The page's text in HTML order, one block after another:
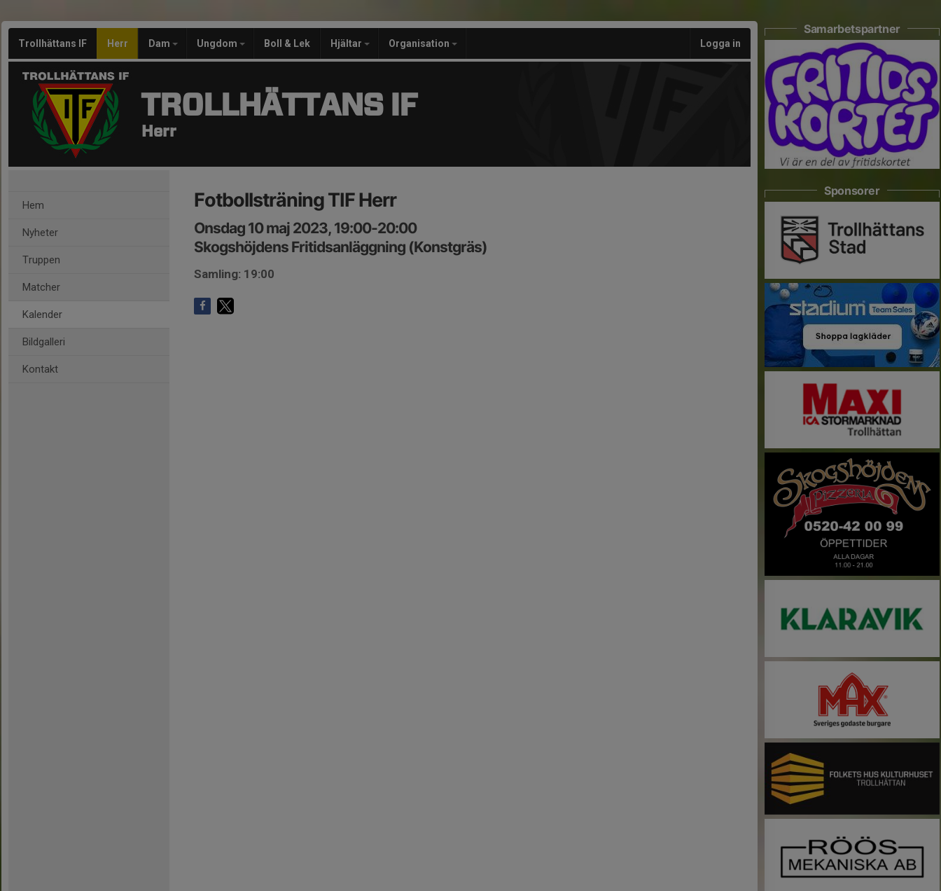
Trollhättans IF Herr Dam Ungdom Boll & Lek Hjältar Organisation Logga in
TROLLHÄTTANS IF
Herr
Hem
Nyheter
Truppen
Matcher
Kalender
Bildgalleri
Kontakt
Fotbollsträning TIF Herr
Onsdag 10 maj 2023, 19:00-20:00
Skogshöjdens Fritidsanläggning (Konstgräs)
Samling: 19:00
Samarbetspartner
Sponsorer